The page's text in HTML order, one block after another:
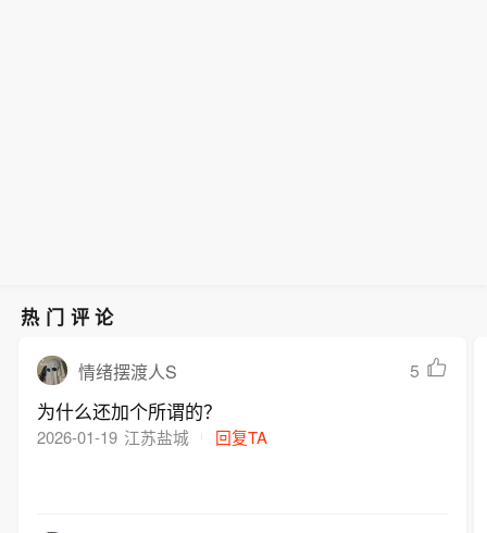
热门评论
情绪摆渡人S 5
为什么还加个所谓的？
2026-01-19 江苏盐城 回复TA